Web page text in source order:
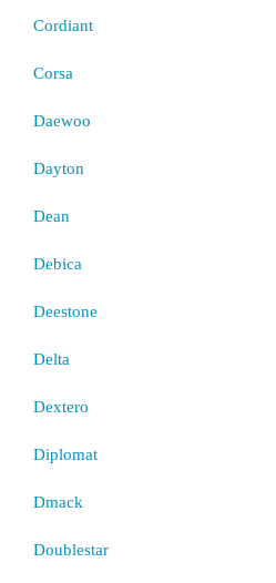
Cordiant
Corsa
Daewoo
Dayton
Dean
Debica
Deestone
Delta
Dextero
Diplomat
Dmack
Doublestar